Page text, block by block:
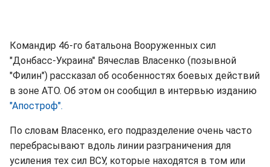
Командир 46-го батальона Вооруженных сил
"Донбасс-Украина" Вячеслав Власенко (позывной
"Филин") рассказал об особенностях боевых действий
в зоне АТО. Об этом он сообщил в интервью изданию
"Апостроф".
По словам Власенко, его подразделение очень часто
перебрасывают вдоль линии разграничения для
усиления тех сил ВСУ, которые находятся в том или